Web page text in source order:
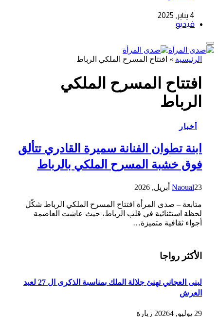
4 يناير, 2025
فيديو
الرئيسية » افتتاح المسرح الملكي الرباط
افتتاح المسرح الملكي
الرباط
أخبار
ابنة تطوان الفنانة سميرة القادري تتألق
فوق خشبة المسرح الملكي بالرباط
Naoual23 أبريل, 2026
متابعة – صدى المرأة افتتاح المسرح الملكي الرباط شكّل
لحظة استثنائية في قلب الرباط، حيث عاشت العاصمة
أجواء ثقافية متميزة…
الأكثر رواجا
لبنى العجاني تهنئ جلالة الملك بمناسبة الذكرى ال 27 لعيد
العرش
29 يوليو, 2026 4 زيارة